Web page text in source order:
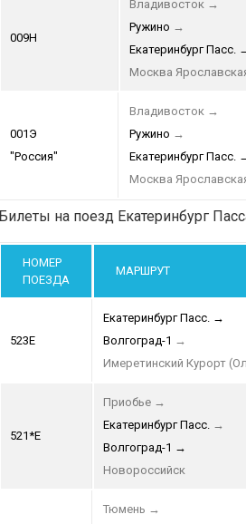
009Н
Владивосток →
Ружино →
Екатеринбург Пасс.
Москва
001Э
"Россия"
Владивосток →
Ружино →
Екатеринбург Пасс.
Москва
Билеты на поезд Екатеринбург
НОМЕР
ПОЕЗДА
МАРШРУТ
523Е
Екатеринбург Пасс. →
Волгоград-1 →
Имеретинский Курорт
521*Е
Приобье →
Екатеринбург Пасс. →
Волгоград-1 →
Новороссийск
Тюмень →